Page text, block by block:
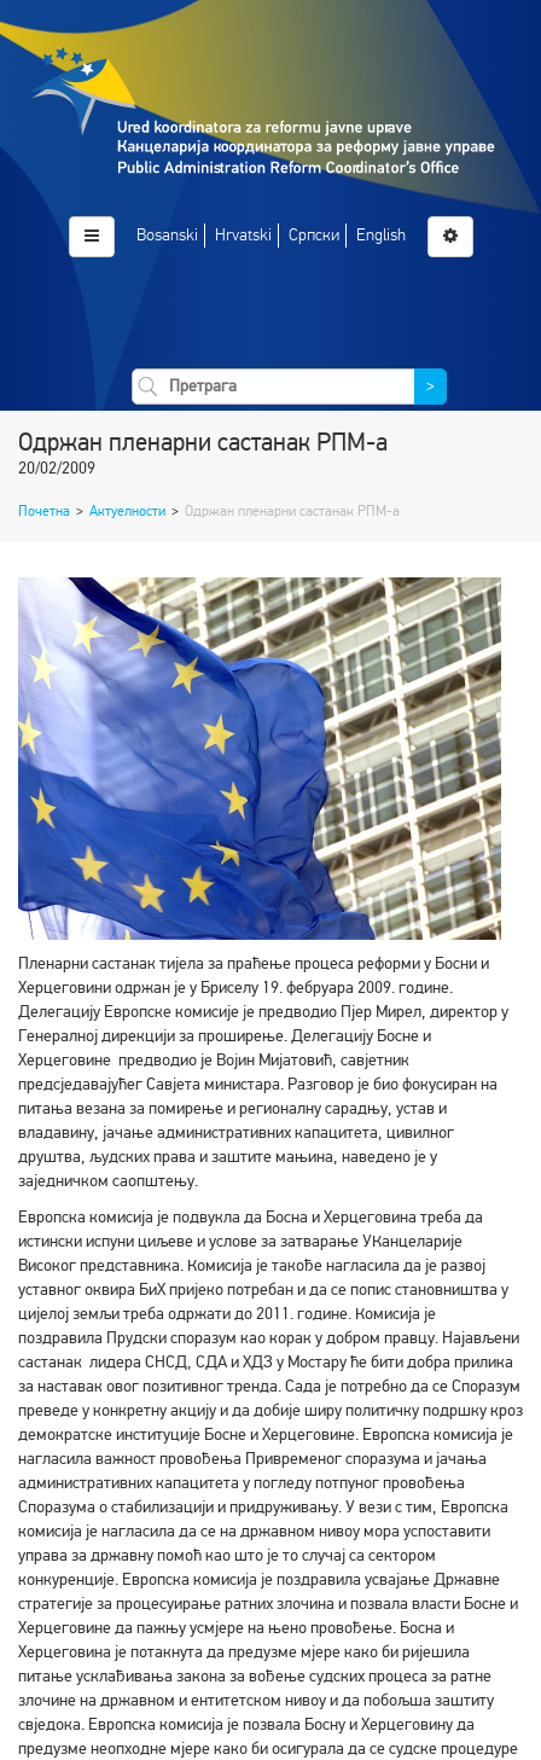
Bosanski Hrvatski Српски English
>
Одржан пленарни састанак РПМ-а
20/02/2009
Почетна > Актуелности > Одржан пленарни састанак РПМ-а
Пленарни састанак тијела за праћење процеса реформи у Босни и
Херцеговини одржан је у Бриселу 19. фебруара 2009. године.
Делегацију Европске комисије је предводио Пјер Мирел, директор у
Генералној дирекцији за проширење. Делегацију Босне и
Херцеговине предводио је Војин Мијатовић, савјетник
предсједавајућег Савјета министара. Разговор је био фокусиран на
питања везана за помирење и регионалну сарадњу, устав и
владавину, јачање административних капацитета, цивилног
друштва, људских права и заштите мањина, наведено је у
заједничком саопштењу.
Европска комисија је подвукла да Босна и Херцеговина треба да
истински испуни циљеве и услове за затварање УКанцеларије
Високог представника. Комисија је такође нагласила да је развој
уставног оквира БиХ пријеко потребан и да се попис становништва у
цијелој земљи треба одржати до 2011. године. Комисија је
поздравила Прудски споразум као корак у добром правцу. Најављени
састанак лидера СНСД, СДА и ХДЗ у Мостару ће бити добра прилика
за наставак овог позитивног тренда. Сада је потребно да се Споразум
преведе у конкретну акцију и да добије ширу политичку подршку кроз
демократске институције Босне и Херцеговине. Европска комисија је
нагласила важност провођења Привременог споразума и јачања
административних капацитета у погледу потпуног провођења
Споразума о стабилизацији и придруживању. У вези с тим, Европска
комисија је нагласила да се на државном нивоу мора успоставити
управа за државну помоћ као што је то случај са сектором
конкуренције. Европска комисија је поздравила усвајање Државне
стратегије за процесуирање ратних злочина и позвала власти Босне и
Херцеговине да пажњу усмјере на њено провођење. Босна и
Херцеговина је потакнута да предузме мјере како би ријешила
питање усклађивања закона за вођење судских процеса за ратне
злочине на државном и ентитетском нивоу и да побољша заштиту
свједока. Европска комисија је позвала Босну и Херцеговину да
предузме неопходне мјере како би осигурала да се судске процедуре